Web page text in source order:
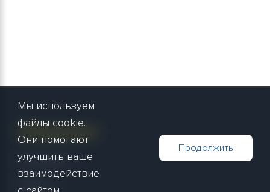
Мы используем
файлы cookie.
Они помогают
улучшить ваше
взаимодействие
Продолжить
Информация
О компании
Новости